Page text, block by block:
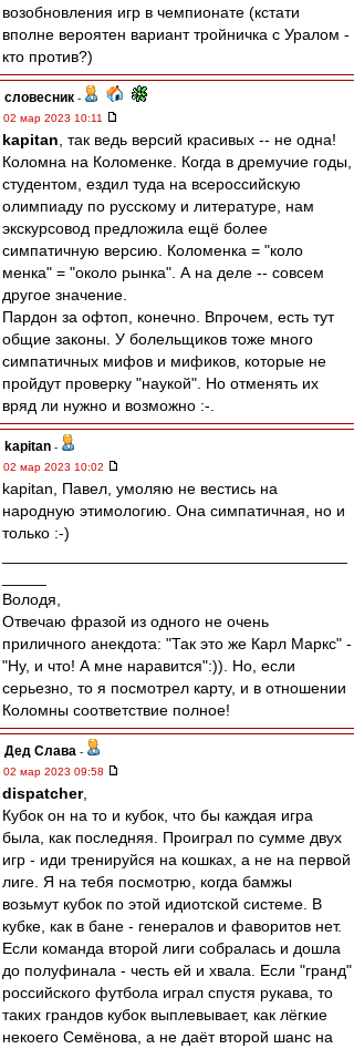
возобновления игр в чемпионате (кстати
вполне вероятен вариант тройничка с Уралом -
кто против?)
словесник -
02 мар 2023 10:11
kapitan , так ведь версий красивых -- не одна!
Коломна на Коломенке. Когда в дремучие годы,
студентом, ездил туда на всероссийскую
олимпиаду по русскому и литературе, нам
экскурсовод предложила ещё более
симпатичную версию. Коломенка = "коло
менка" = "около рынка". А на деле -- совсем
другое значение.
Пардон за офтоп, конечно. Впрочем, есть тут
общие законы. У болельщиков тоже много
симпатичных мифов и мификов, которые не
пройдут проверку "наукой". Но отменять их
вряд ли нужно и возможно :-.
kapitan -
02 мар 2023 10:02
kapitan, Павел, умоляю не вестись на
народную этимологию. Она симпатичная, но и
только :-)
Володя,
Отвечаю фразой из одного не очень
приличного анекдота: "Так это же Карл Маркс" -
"Ну, и что! А мне наравится":)). Но, если
серьезно, то я посмотрел карту, и в отношении
Коломны соответствие полное!
Дед Слава -
02 мар 2023 09:58
dispatcher,
Кубок он на то и кубок, что бы каждая игра
была, как последняя. Проиграл по сумме двух
игр - иди тренируйся на кошках, а не на первой
лиге. Я на тебя посмотрю, когда бамжы
возьмут кубок по этой идиотской системе. В
кубке, как в бане - генералов и фаворитов нет.
Если команда второй лиги собралась и дошла
до полуфинала - честь ей и хвала. Если "гранд"
российского футбола играл спустя рукава, то
таких грандов кубок выплевывает, как лёгкие
некоего Семёнова, а не даёт второй шанс на